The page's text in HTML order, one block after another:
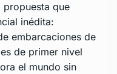
que
inédita:
embarcaciones de
de primer nivel
el mundo sin